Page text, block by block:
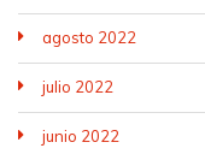
agosto 2022
julio 2022
junio 2022